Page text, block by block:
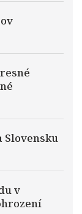
Slovensku
v